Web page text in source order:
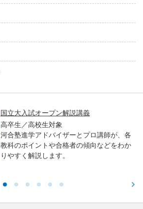
国立大入試オープン解説講義
高卒生／高校生対象
河合塾進学アドバイザーとプロ講師が、各
教科のポイントや合格者の傾向などをわか
りやすく解説します。